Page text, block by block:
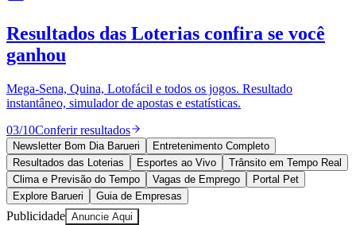
Anuncie no Portal
Cadastrar Empresa
Divulgar Vagas
Política
Esportes
Saúde
Segurança
Cultura
Meio Ambiente
Obras
Educação
Resultados das Loterias confira se você
ganhou
Mega-Sena, Quina, Lotofácil e todos os jogos. Resultado
instantâneo, simulador de apostas e estatísticas.
03/10Conferir resultados
Newsletter Bom Dia Barueri
Entretenimento Completo
Resultados das Loterias
Esportes ao Vivo
Trânsito em Tempo Real
Clima e Previsão do Tempo
Vagas de Emprego
Portal Pet
Explore Barueri
Guia de Empresas
Publicidade Anuncie Aqui